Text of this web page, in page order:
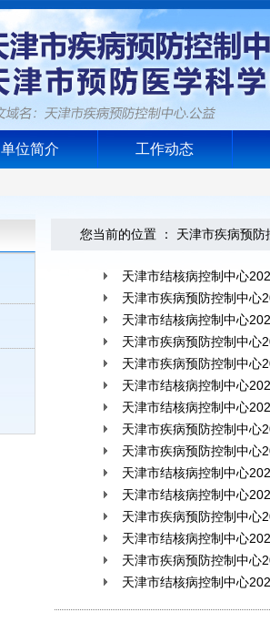
单位简介 工作动态
您当前的位置 ： 天津市疾病预防
天津市结核病控制中心
天津市疾病预防控制中心
天津市结核病控制中心
天津市疾病预防控制中心
天津市疾病预防控制中心
天津市结核病控制中心
天津市结核病控制中心
天津市疾病预防控制中心
天津市疾病预防控制中心
天津市结核病控制中心
天津市结核病控制中心
天津市疾病预防控制中心
天津市结核病控制中心
天津市疾病预防控制中心
天津市结核病控制中心